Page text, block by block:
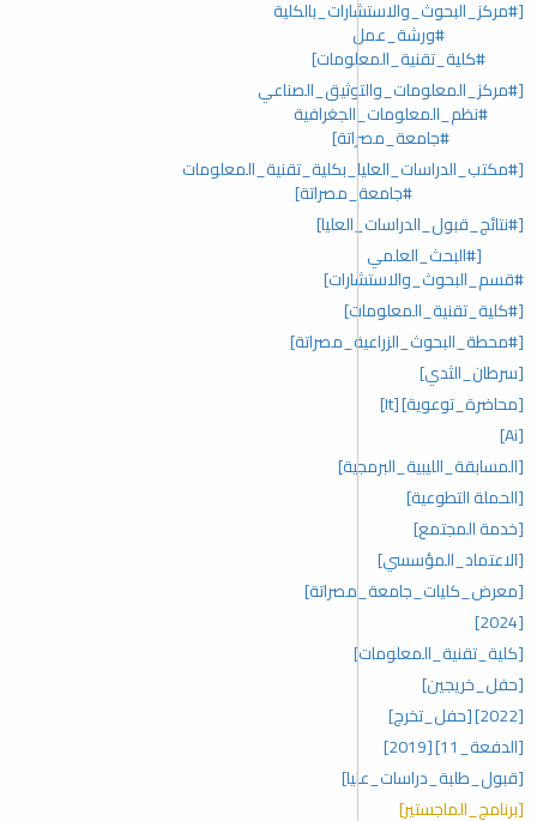
[#مركز_البحوث_والاستشارات_بالكلية
#ورشة_عمل
#كلية_تقنية_المعلومات]
[#مركز_المعلومات_والتوثيق_الصناعي
#نظم_المعلومات_الجغرافية
#جامعة_مصراتة]
[#مكتب_الدراسات_العليا_بكلية_تقنية_المعلومات
#جامعة_مصراتة]
[#نتائج_قبول_الدراسات_العليا]
[#البحث_العلمي
#قسم_البحوث_والاستشارات]
[#كلية_تقنية_المعلومات]
[#محطة_البحوث_الزراعية_مصراتة]
[سرطان_الثدي]
[محاضرة_توعوية][It]
[Ai]
[المسابقة_الليبية_البرمجية]
[الحملة التطوعية]
[خدمة المجتمع]
[الاعتماد_المؤسسي]
[معرض_كليات_جامعة_مصراتة]
[2024]
[كلية_تقنية_المعلومات]
[حفل_خريجين]
[2022]
[حفل_تخرج]
[الدفعة_11]
[2019]
[قبول_طلبة_دراسات_عليا]
[برنامج_الماجستير]